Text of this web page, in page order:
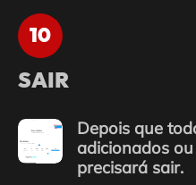
10
SAIR
Depois que
adicionados
precisará sair.